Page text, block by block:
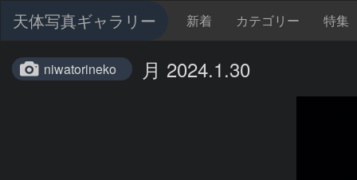
天体写真ギャラリー 新着 カテゴリー 特集
niwatorineko 月 2024.1.30